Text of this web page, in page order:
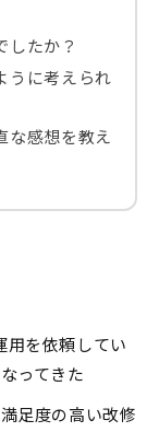
したか？
うに考えられ
な感想を教え
用を依頼してい
ってきた
足度の高い改修